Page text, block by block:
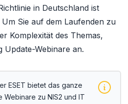
in Deutschland ist
Sie auf dem Laufenden zu
Komplexität des Themas,
Update-Webinare an.
ESET bietet das ganze
zu NIS2 und IT